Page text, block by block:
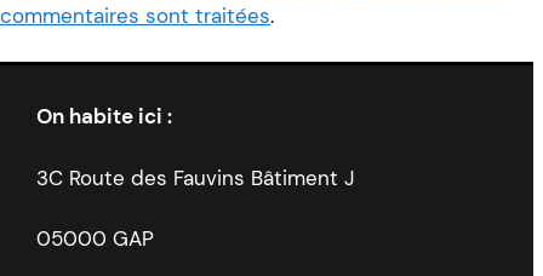
commentaires sont traitées.
On habite ici :
3C Route des Fauvins Bâtiment J
05000 GAP